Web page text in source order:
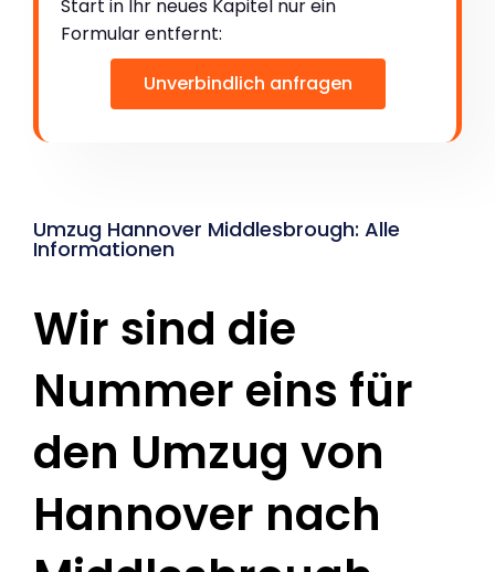
Start in Ihr neues Kapitel nur ein
Formular entfernt:
Unverbindlich anfragen
Umzug Hannover Middlesbrough: Alle
Informationen
Wir sind die
Nummer eins für
den Umzug von
Hannover nach